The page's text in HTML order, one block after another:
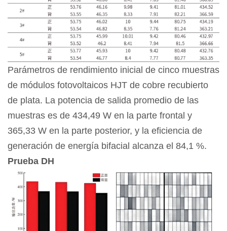
Parámetros de rendimiento inicial de cinco muestras
de módulos fotovoltaicos HJT de cobre recubierto
de plata. La potencia de salida promedio de las
muestras es de 434,49 W en la parte frontal y
365,33 W en la parte posterior, y la eficiencia de
generación de energía bifacial alcanza el 84,1 %.
Prueba DH